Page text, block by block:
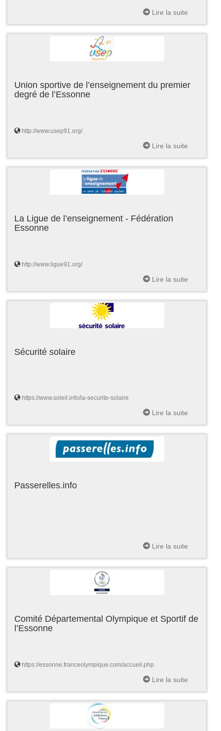
Lire la suite
Union sportive de l’enseignement du premier
degré de l’Essonne
http://www.usep91.org/
Lire la suite
La Ligue de l’enseignement - Fédération
Essonne
http://www.ligue91.org/
Lire la suite
Sécurité solaire
https://www.soleil.info/la-securite-solaire
Lire la suite
Passerelles.info
Lire la suite
Comité Départemental Olympique et Sportif de
l’Essonne
https://essonne.franceolympique.com/accueil.php
Lire la suite